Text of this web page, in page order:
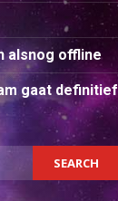
alsnog offline
gaat definitief